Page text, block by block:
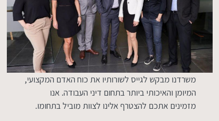
משרדנו מבקש לגייס לשורותיו את כוח האדם המקצועי,
המיומן והאיכותי ביותר בתחום דיני העבודה. אנו
מזמינים אתכם להצטרף אלינו לצוות מוביל בתחומו.